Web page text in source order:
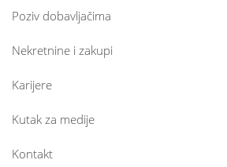
Poziv dobavljačima
Nekretnine i zakupi
Karijere
Kutak za medije
Kontakt